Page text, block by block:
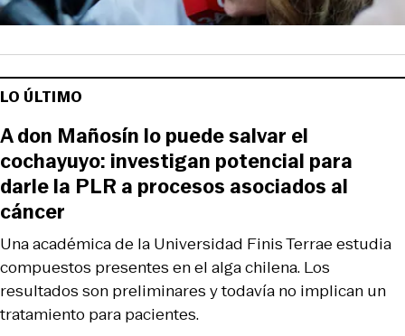
LO ÚLTIMO
Una académica de la Universidad Finis Terrae estudia
compuestos presentes en el alga chilena. Los
resultados son preliminares y todavía no implican un
tratamiento para pacientes.
A don Mañosín lo puede salvar el
cochayuyo: investigan potencial para
darle la PLR a procesos asociados al
cáncer